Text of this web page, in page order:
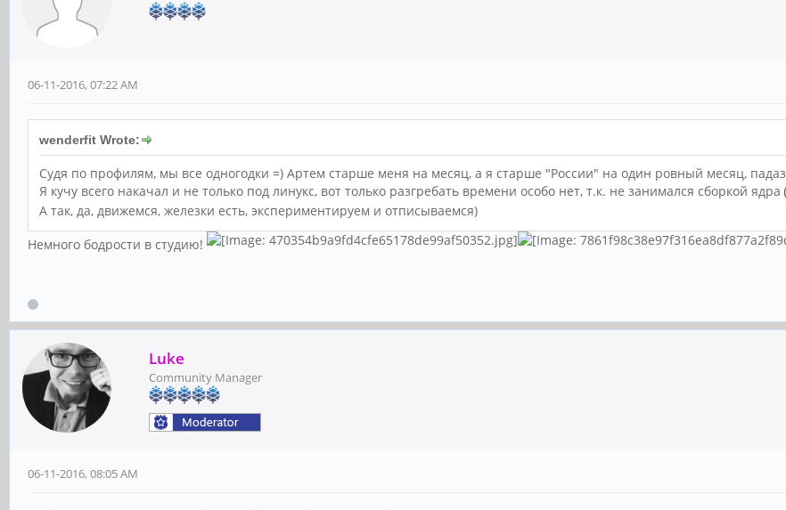
06-11-2016, 07:22 AM
wenderfit Wrote:
Судя по профилям, мы все одногодки =) Артем старше меня на месяц, а я старше "России" на один ровный месяц,
Я кучу всего накачал и не только под линукс, вот только разгребать времени особо нет, т.к. не занимался сборкой ядра
А так, да, движемся, железки есть, экспериментируем и отписываемся)
Немного бодрости в студию!
Luke
Community Manager
06-11-2016, 08:05 AM